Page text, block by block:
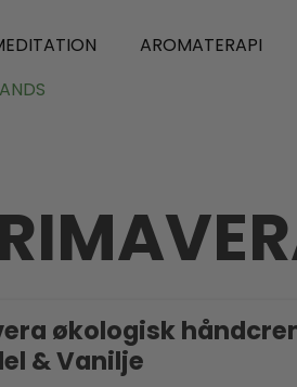
AROMATERAPI
økologisk
& Vanilje